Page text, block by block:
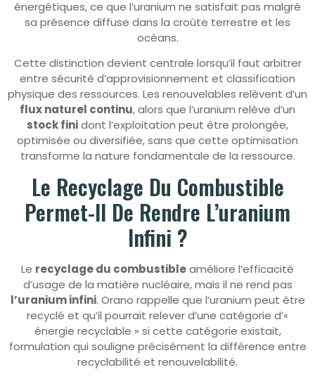
énergétiques, ce que l’uranium ne satisfait pas malgré
sa présence diffuse dans la croûte terrestre et les
océans.
Cette distinction devient centrale lorsqu’il faut arbitrer
entre sécurité d’approvisionnement et classification
physique des ressources. Les renouvelables relèvent d’un
flux naturel continu, alors que l’uranium relève d’un
stock finidont l’exploitation peut être prolongée,
optimisée ou diversifiée, sans que cette optimisation
transforme la nature fondamentale de la ressource.
Le Recyclage Du Combustible
Permet-Il De Rendre L’uranium
Infini ?
Le recyclage du combustibleaméliore l’efficacité
d’usage de la matière nucléaire, mais il ne rend pas
l’uranium infini. Orano rappelle que l’uranium peut être
recyclé et qu’il pourrait relever d’une catégorie d’«
énergie recyclable » si cette catégorie existait,
formulation qui souligne précisément la différence entre
recyclabilité et renouvelabilité.